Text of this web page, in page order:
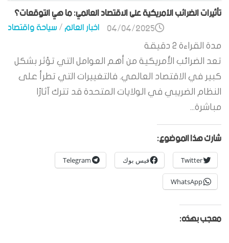
تأثيرات الضرائب الأمريكية على الاقتصاد العالمي: ما هي التوقعات؟
اخبار العالم/سياحة واقتصاد 04/04/2025
مدة القراءة 2 دقيقة
تعد الضرائب الأمريكية من أهم العوامل التي تؤثر بشكل
كبير في الاقتصاد العالمي. فالتغييرات التي تطرأ على
النظام الضريبي في الولايات المتحدة قد تترك آثارًا
مباشرة...
شارك هذا الموضوع:
Twitter فيس بوك Telegram
WhatsApp
معجب بهذه: